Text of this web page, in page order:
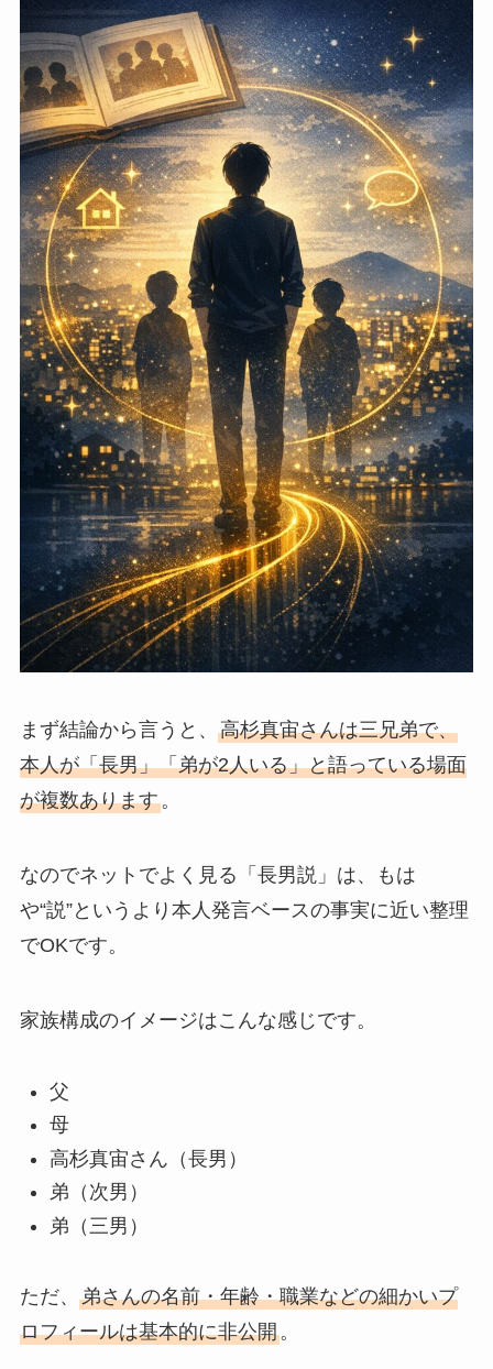
まず結論から言うと、 高杉真宙さんは三兄弟で、
本人が「長男」「弟が2人いる」と語っている場面
が複数あります。
なのでネットでよく見る「長男説」は、もは
や“説”というより本人発言ベースの事実に近い整理
でOKです。
家族構成のイメージはこんな感じです。
父
母
高杉真宙さん（長男）
弟（次男）
弟（三男）
ただ、 弟さんの名前・年齢・職業などの細かいプ
ロフィールは基本的に非公開。